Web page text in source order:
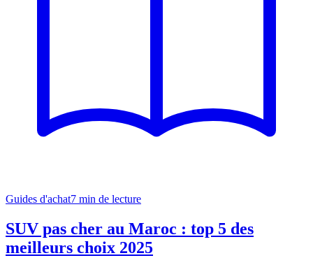
Guides d'achat7 min de lecture
SUV pas cher au Maroc : top 5 des
meilleurs choix 2025